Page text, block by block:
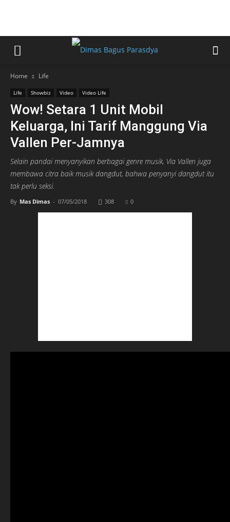
Home Life
Life Showbiz Video Video Life
Wow! Setara 1 Unit Mobil
Keluarga, Ini Tarif Manggung Via
Vallen Per-Jamnya
Selain pandai menyanyikan berbagai genre musik, Via Vallen juga
membawa citra baik musik dangdut, bahwa penyanyi dangdut itu
tak perlu seksi.
By Mas Dimas - 07/05/2018 308 0